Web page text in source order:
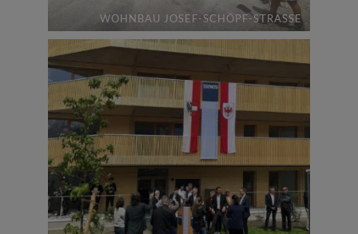
WOHNBAU JOSEF-SCHÖPF-STRASSE